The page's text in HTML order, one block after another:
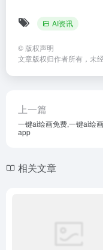
AI资讯
© 版权声明
文章版权归作者所有，未
上一篇
一键ai绘画免费,一键ai绘
app
相关文章